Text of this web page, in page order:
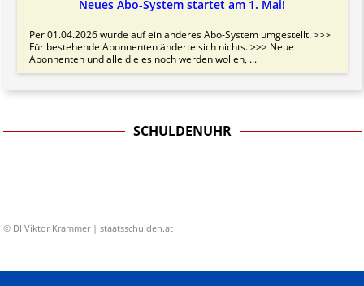
Neues Abo-System startet am 1. Mai!
Per 01.04.2026 wurde auf ein anderes Abo-System umgestellt. >>>
Für bestehende Abonnenten änderte sich nichts. >>> Neue
Abonnenten und alle die es noch werden wollen, ...
SCHULDENUHR
© DI Viktor Krammer | staatsschulden.at